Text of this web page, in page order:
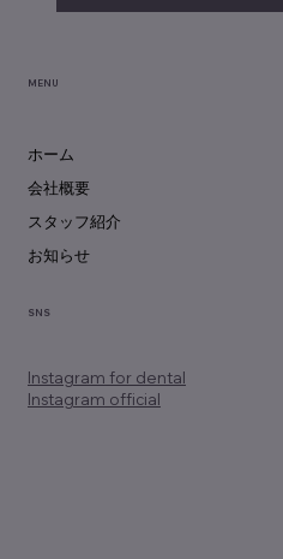
Instagram for dental
Instagram official
SNS
ホーム
会社概要
スタッフ紹介
お知らせ
MENU